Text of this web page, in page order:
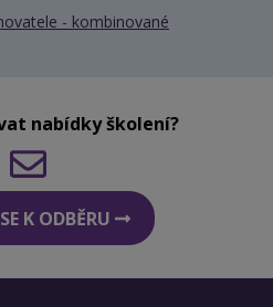
- kombinované
nabídky školení?
K ODBĚRU